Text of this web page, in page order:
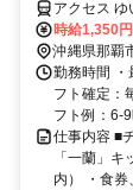
アクセス ゆ
縄県）東口
尾」より徒
時給1,350
沖縄県那覇
勤務時間 ・
フト確定：
フト例：6-
仕事内容 ■
「一蘭」
内） ・食券